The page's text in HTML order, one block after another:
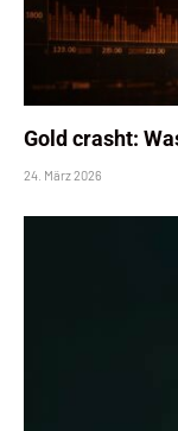
Gold crasht:
24. März 2026